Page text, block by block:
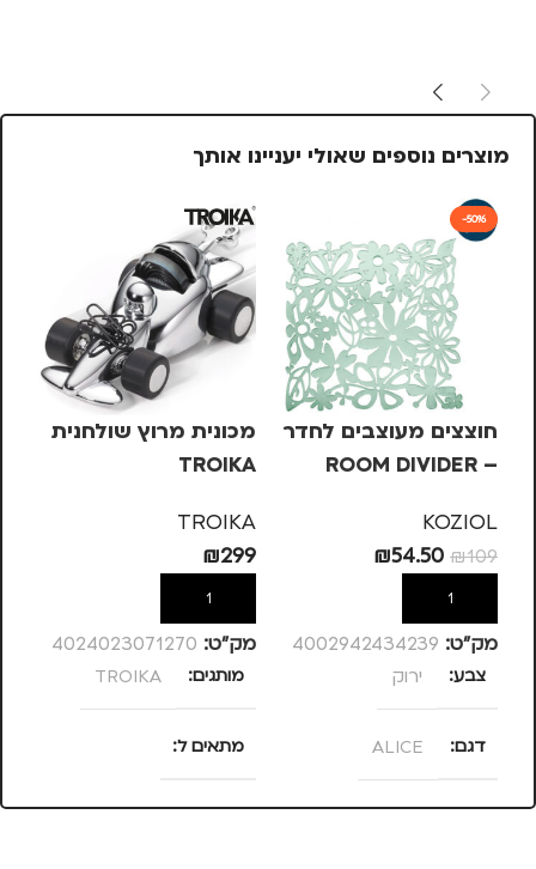
מוצרים נוספים שאולי יעניינו אותך
-50%
חוצצים מעוצבים לחדר
– ROOM DIVIDER
KOZIOL
₪109
₪54.50
הוספה לסל
מק”ט: 4002942434239
צבע ירוק
דגם ALICE
מותגים KOZIOL
מכונית מרוץ שולחנית
TROIKA
TROIKA
₪299
הוספה לסל
מק”ט: 4024023071270
מותגים TROIKA
מתאים ל
מנהלים, עסקים, עבודה